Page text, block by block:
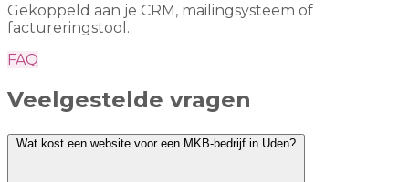
Gekoppeld aan je CRM, mailingsysteem of
factureringstool.
FAQ
Veelgestelde vragen
Wat kost een website voor een MKB-bedrijf in Uden?